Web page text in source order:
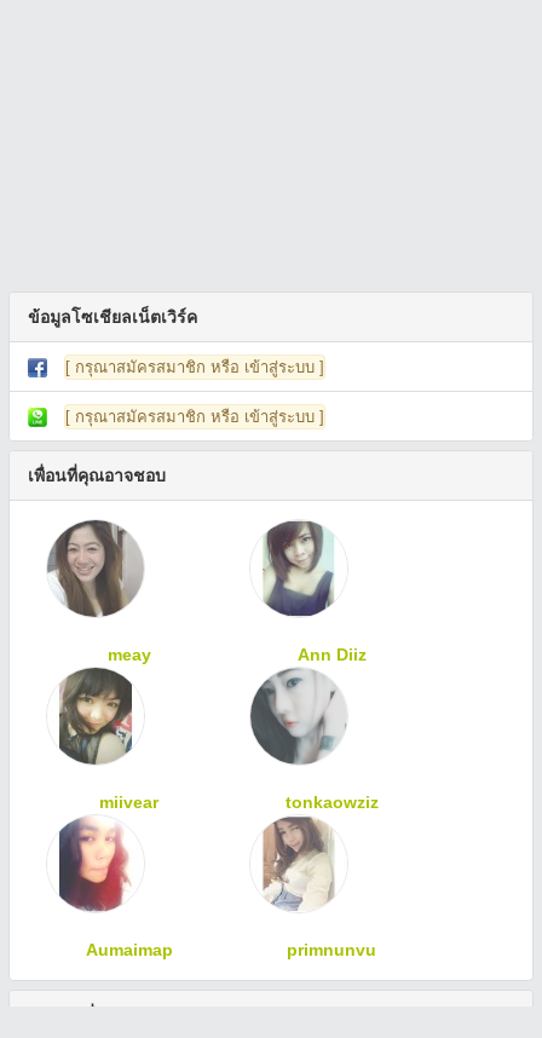
ข้อมูลโซเชียลเน็ตเวิร์ค
[ กรุณาสมัครสมาชิก หรือ เข้าสู่ระบบ ]
[ กรุณาสมัครสมาชิก หรือ เข้าสู่ระบบ ]
เพื่อนที่คุณอาจชอบ
meay Ann Diiz
miivear tonkaowziz
Aumaimap primnunvu